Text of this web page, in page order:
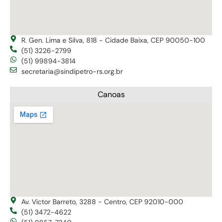
R. Gen. Lima e Silva, 818 - Cidade Baixa, CEP 90050-100
(51) 3226-2799
(51) 99894-3814
secretaria@sindipetro-rs.org.br
Canoas
Av. Victor Barreto, 3288 - Centro, CEP 92010-000
(51) 3472-4622